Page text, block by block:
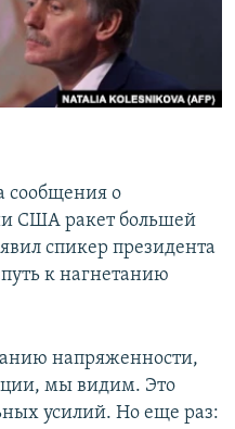
сообщения о
США ракет большей
спикер президента
к нагнетанию
напряженности,
мы видим. Это
усилий. Но еще раз: